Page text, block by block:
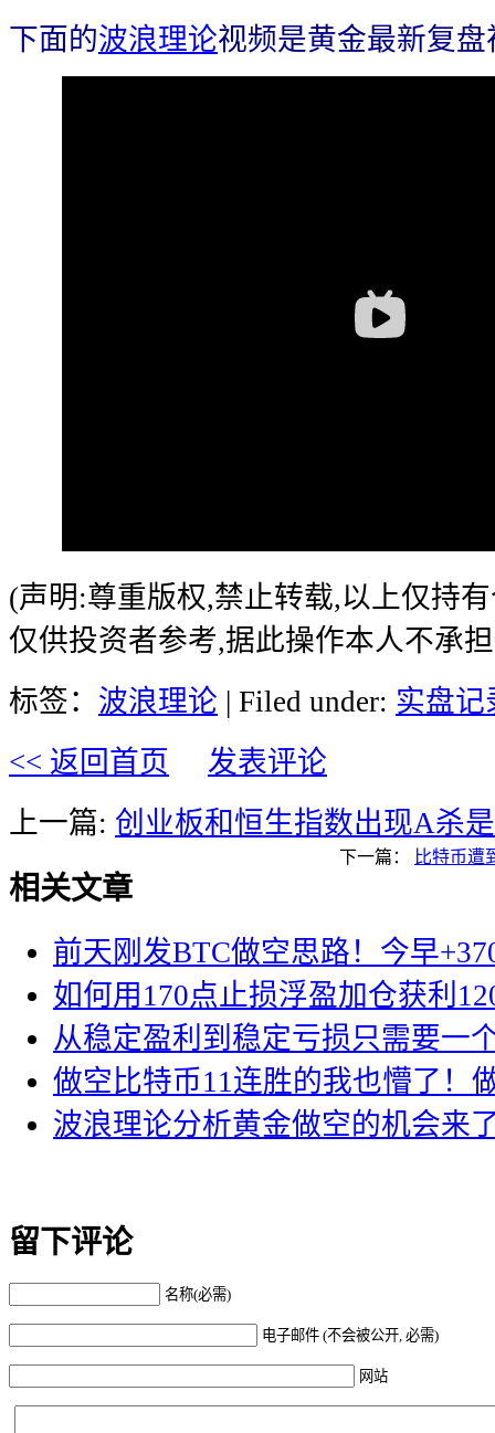
下面的波浪理论视频是黄金最新复盘
(声明:尊重版权,禁止转载,以上仅持
仅供投资者参考,据此操作本人不承
标签： 波浪理论 | Filed under: 实盘记
<< 返回首页
发表评论
上一篇: 创业板和恒生指数出现A杀
下一篇： 比特币遭
相关文章
前天刚发BTC做空思路！今早
如何用170点止损浮盈加仓获利
从稳定盈利到稳定亏损只需要一
做空比特币11连胜的我也懵了！
波浪理论分析黄金做空的机会来
留下评论
名称(必需)
电子邮件 (不会被公开, 必需)
网站